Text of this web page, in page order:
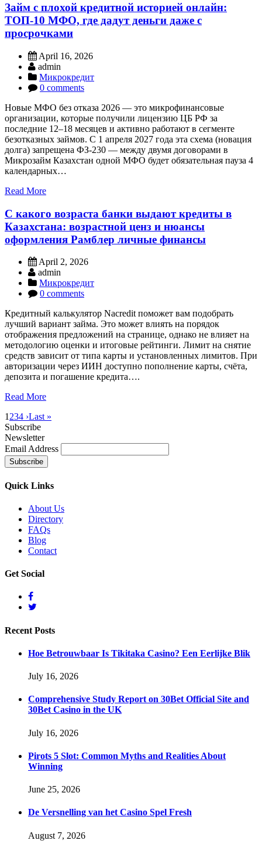
Займ с плохой кредитной историей онлайн:
ТОП-10 МФО, где дадут деньги даже с
просрочками
April 16, 2026
admin
Микрокредит
0 comments
Новые МФО без отказа 2026 — это микрофинансовые
организации, которые получили лицензию ЦБ РФ за
последние 12–18 месяцев и активно работают в сегменте
безотказных займов. С 1 апреля 2027 года эта схема (новация
долга) запрещена ФЗ-230 — между двумя договорами в
Микрозайм Казахстан одной МФО будет обязательная пауза 4
календарных…
Read More
С какого возраста банки выдают кредиты в
Казахстана: возрастной ценз и нюансы
оформления Рамблер личные финансы
April 2, 2026
admin
Микрокредит
0 comments
Кредитный калькулятор Nacredit поможет вам подобрать
лучший вариант займа. Это может влиять на порядок
отображения предложений на странице, однако не влияет на
методологию оценки и итоговые рейтинги. Лимит на снятие
средств зависит от типа карты и установленных лимитов. При
авторизации через ИИН доступно пополнение карты, счёта,
депозита и погашение кредита….
Read More
1 234 ›Last »
Subscribe
Newsletter
Email Address
Quick Links
About Us
Directory
FAQs
Blog
Contact
Get Social
Recent Posts
Hoe Betrouwbaar Is Tikitaka Casino? Een Eerlijke Blik
July 16, 2026
Comprehensive Study Report on 30Bet Official Site and
30Bet Casino in the UK
July 16, 2026
Pirots 5 Slot: Common Myths and Realities About
Winning
June 25, 2026
De Versnelling van het Casino Spel Fresh
August 7, 2026